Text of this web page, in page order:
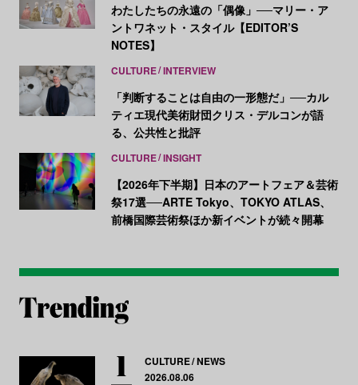
わたしたちの永遠の「偶像」──マリー・ア
ントワネット・スタイル【EDITOR’S
NOTES】
CULTURE INTERVIEW
「判断することは自由の一形態だ」──カル
ティエ現代美術財団クリス・デルコンが語
る、公共性と批評
CULTURE INSIGHT
【2026年下半期】日本のアートフェア＆芸術
祭17選──ARTE Tokyo、TOKYO ATLAS、
前橋国際芸術祭ほか新イベントが続々開幕
CULTURE NEWS
2026.08.06